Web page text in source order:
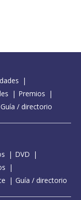
Premios
Guía / directorio
DVD
Guía / directorio